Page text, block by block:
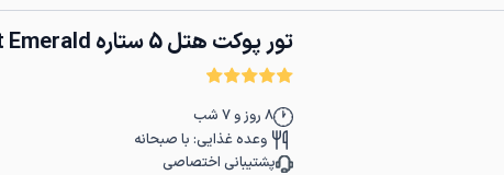
تور پوکت هتل 5 ستاره Phuket Emerald
8 روز و7 شب
وعده غذایی: با صبحانه
پشتیبانی اختصاصی